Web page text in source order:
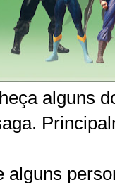
alguns
alguns